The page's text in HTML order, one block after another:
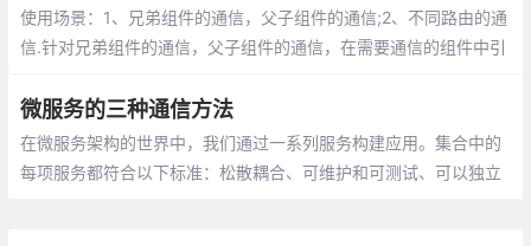
使用场景：1、兄弟组件的通信，父子组件的通信;2、不同路由的通
信.针对兄弟组件的通信，父子组件的通信，在需要通信的组件中引
微服务的三种通信方法
在微服务架构的世界中，我们通过一系列服务构建应用。集合中的
每项服务都符合以下标准：松散耦合、可维护和可测试、可以独立